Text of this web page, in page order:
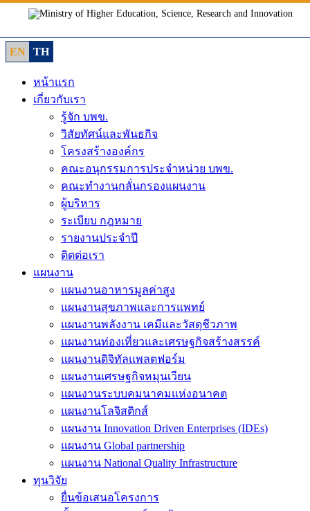
content
EN
TH
หน้าแรก
เกี่ยวกับเรา
รู้จัก บพข.
วิสัยทัศน์และพันธกิจ
โครงสร้างองค์กร
คณะอนุกรรมการประจำหน่วย บพข.
คณะทำงานกลั่นกรองแผนงาน
ผู้บริหาร
ระเบียบ กฎหมาย
รายงานประจำปี
ติดต่อเรา
แผนงาน
แผนงานอาหารมูลค่าสูง
แผนงานสุขภาพและการแพทย์
แผนงานพลังงาน เคมีและวัสดุชีวภาพ
แผนงานท่องเที่ยวและเศรษฐกิจสร้างสรรค์
แผนงานดิจิทัลแพลตฟอร์ม
แผนงานเศรษฐกิจหมุนเวียน
แผนงานระบบคมนาคมแห่งอนาคต
แผนงานโลจิสติกส์
แผนงาน Innovation Driven Enterprises (IDEs)
แผนงาน Global partnership
แผนงาน National Quality Infrastructure
ทุนวิจัย
ยื่นข้อเสนอโครงการ